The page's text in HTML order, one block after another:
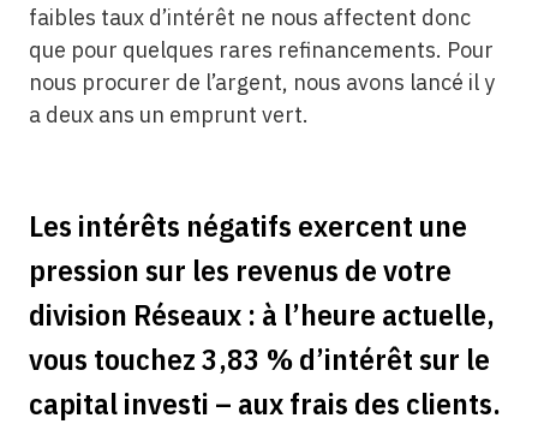
faibles taux d’intérêt ne nous affectent donc
que pour quelques rares refinancements. Pour
nous procurer de l’argent, nous avons lancé il y
a deux ans un emprunt vert.
Les intérêts négatifs exercent une
pression sur les revenus de votre
division Réseaux : à l’heure actuelle,
vous touchez 3,83 % d’intérêt sur le
capital investi – aux frais des clients.